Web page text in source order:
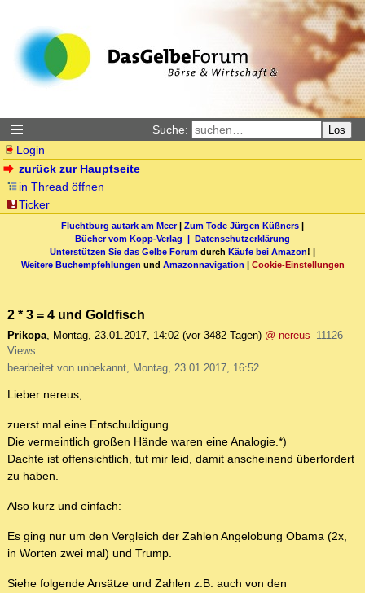
Suche: Los
Login
zurück zur Hauptseite
in Thread öffnen
Ticker
Fluchtburg autark am Meer| Zum Tode Jürgen Küßners |
Bücher vom Kopp-Verlag | Datenschutzerklärung
Unterstützen Sie das Gelbe Forum durch Käufe bei Amazon! |
Weitere Buchempfehlungen und Amazonnavigation | Cookie-Einstellungen
2 * 3 = 4 und Goldfisch
Prikopa, Montag, 23.01.2017, 14:02 (vor 3482 Tagen) @ nereus 11126
Views
bearbeitet von unbekannt, Montag, 23.01.2017, 16:52
Lieber nereus,
zuerst mal eine Entschuldigung.
Die vermeintlich großen Hände waren eine Analogie.*)
Dachte ist offensichtlich, tut mir leid, damit anscheinend überfordert
zu haben.
Also kurz und einfach:
Es ging nur um den Vergleich der Zahlen Angelobung Obama (2x,
in Worten zwei mal) und Trump.
Siehe folgende Ansätze und Zahlen z.B. auch von den